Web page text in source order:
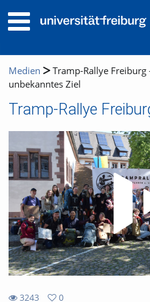
Medien
Tramp-Rallye
unbekanntes Ziel
3243
0